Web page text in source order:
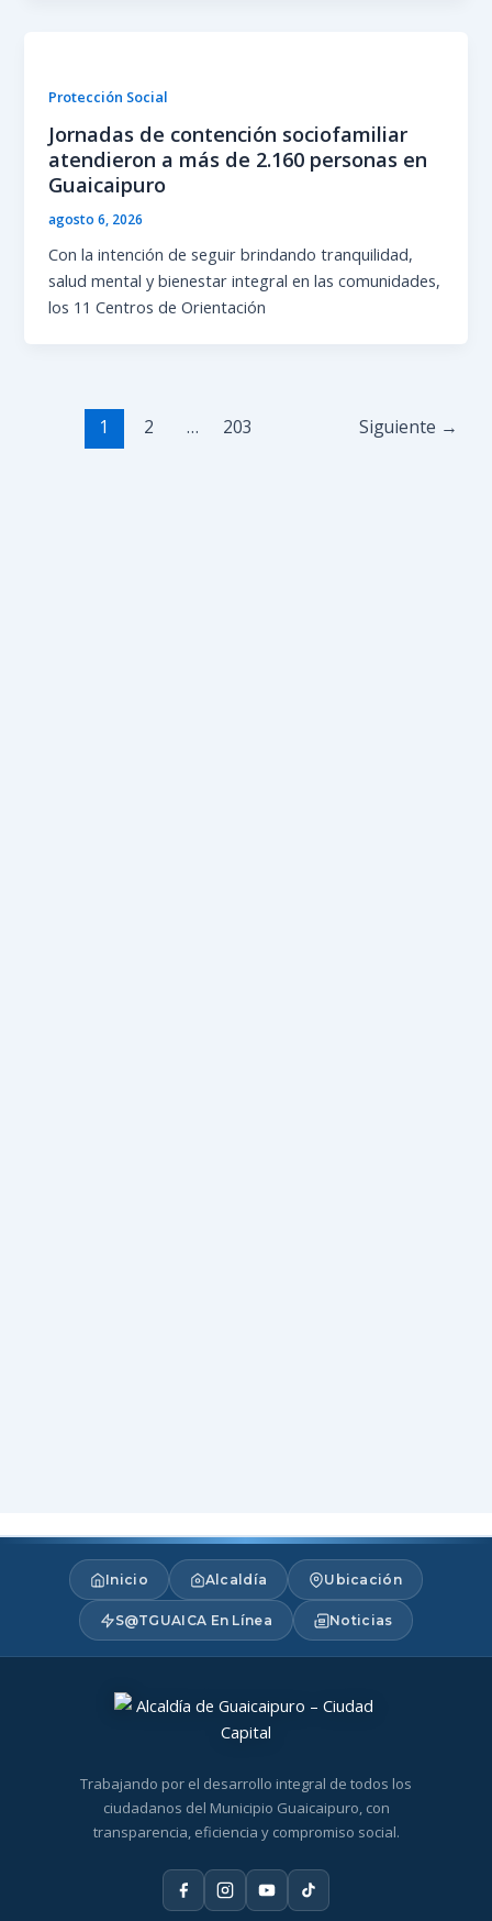
Protección Social
Jornadas de contención sociofamiliar
atendieron a más de 2.160 personas en
Guaicaipuro
agosto 6, 2026
Con la intención de seguir brindando tranquilidad,
salud mental y bienestar integral en las comunidades,
los 11 Centros de Orientación
1 2 … 203 Siguiente →
Inicio Alcaldía Ubicación
S@TGUAICA En Línea Noticias
Trabajando por el desarrollo integral de todos los
ciudadanos del Municipio Guaicaipuro, con
transparencia, eficiencia y compromiso social.